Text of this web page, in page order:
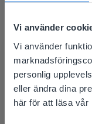
Vi använder
Vi använder
personlig
eller ändra dina
här för att läsa vår
This
your
Based on your
prefer to visit